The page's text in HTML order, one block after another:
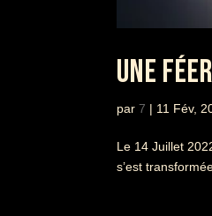
UNE
par 7 | 11 Fév,
Le 14 Juillet
s’est